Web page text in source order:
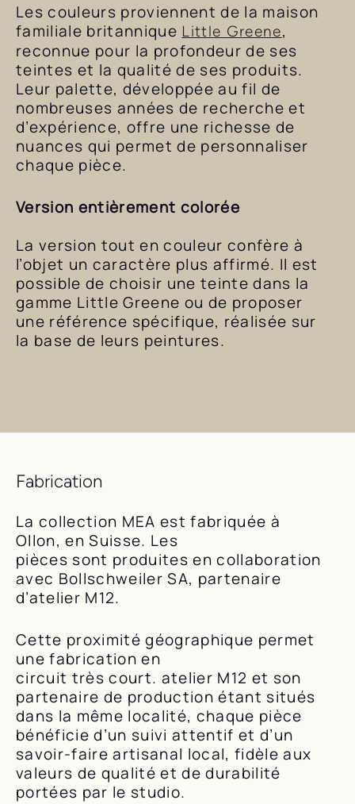
Les couleurs proviennent de la maison
familiale britannique Little Greene,
reconnue pour la profondeur de ses
teintes et la qualité de ses produits.
Leur palette, développée au fil de
nombreuses années de recherche et
d’expérience, offre une richesse de
nuances qui permet de personnaliser
chaque pièce.
Version entièrement colorée
La version tout en couleur confère à
l’objet un caractère plus affirmé. Il est
possible de choisir une teinte dans la
gamme Little Greene ou de proposer
une référence spécifique, réalisée sur
la base de leurs peintures.
Fabrication
La collection MEA est fabriquée à
Ollon, en Suisse. Les
pièces sont produites en collaboration
avec Bollschweiler SA, partenaire
d’atelier M12.
Cette proximité géographique permet
une fabrication en
circuit très court. atelier M12 et son
partenaire de production étant situés
dans la même localité, chaque pièce
bénéficie d’un suivi attentif et d’un
savoir-faire artisanal local, fidèle aux
valeurs de qualité et de durabilité
portées par le studio.